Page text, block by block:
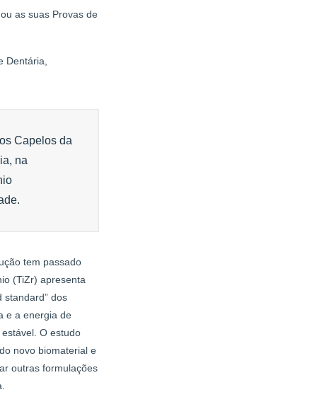
as suas Provas de
Dentária,
Capelos da
na
tem passado
(TiZr) apresenta
standard” dos
e a energia de
O estudo
novo biomaterial e
outras formulações